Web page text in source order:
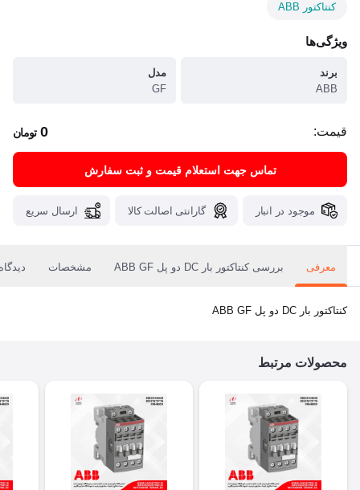
کنتاکتور ABB
ویژگی‌ها
برند
ABB
مدل
GF
قیمت: 0 تومان
تماس جهت استعلام قیمت و ثبت سفارش
موجود در انبار گارانتی اصالت کالا ارسال سریع
معرفی بررسی کنتاکتور بار DC دو پل ABB GF مشخصات
کنتاکتور بار DC دو پل ABB GF
محصولات مرتبط